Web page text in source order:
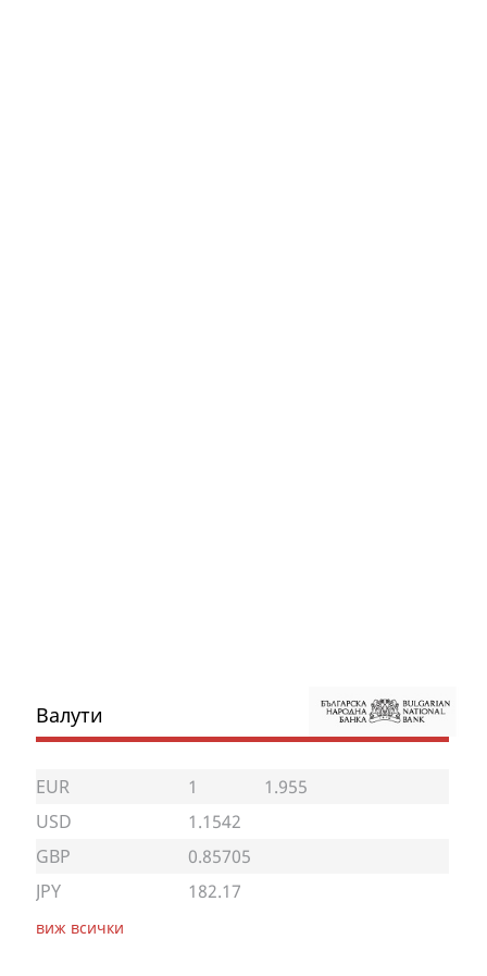
Валути
EUR 1
1.955
USD
1.1542
GBP
0.85705
JPY
182.17
виж всички